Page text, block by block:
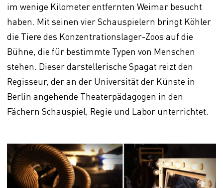
im wenige Kilometer entfernten Weimar besucht
haben. Mit seinen vier Schauspielern bringt Köhler
die Tiere des Konzentrationslager-Zoos auf die
Bühne, die für bestimmte Typen von Menschen
stehen. Dieser darstellerische Spagat reizt den
Regisseur, der an der Universität der Künste in
Berlin angehende Theaterpädagogen in den
Fächern Schauspiel, Regie und Labor unterrichtet.